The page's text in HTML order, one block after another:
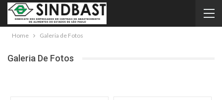
Home Galeria de Fotos
Galeria De Fotos